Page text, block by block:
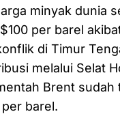
minyak dunia
per barel
di Timur
melalui Selat
Brent sudah
barel.